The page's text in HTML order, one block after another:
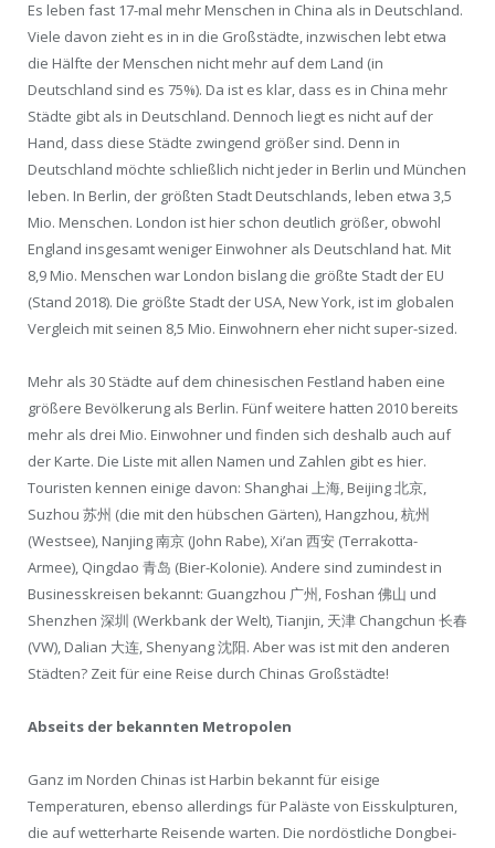
Es leben fast 17-mal mehr Menschen in China als in Deutschland.
Viele davon zieht es in in die Großstädte, inzwischen lebt etwa
die Hälfte der Menschen nicht mehr auf dem Land (in
Deutschland sind es 75%). Da ist es klar, dass es in China mehr
Städte gibt als in Deutschland. Dennoch liegt es nicht auf der
Hand, dass diese Städte zwingend größer sind. Denn in
Deutschland möchte schließlich nicht jeder in Berlin und München
leben. In Berlin, der größten Stadt Deutschlands, leben etwa 3,5
Mio. Menschen. London ist hier schon deutlich größer, obwohl
England insgesamt weniger Einwohner als Deutschland hat. Mit
8,9 Mio. Menschen war London bislang die größte Stadt der EU
(Stand 2018). Die größte Stadt der USA, New York, ist im globalen
Vergleich mit seinen 8,5 Mio. Einwohnern eher nicht super-sized.
Mehr als 30 Städte auf dem chinesischen Festland haben eine
größere Bevölkerung als Berlin. Fünf weitere hatten 2010 bereits
mehr als drei Mio. Einwohner und finden sich deshalb auch auf
der Karte. Die Liste mit allen Namen und Zahlen gibt es hier.
Touristen kennen einige davon: Shanghai 上海, Beijing 北京,
Suzhou 苏州 (die mit den hübschen Gärten), Hangzhou, 杭州
(Westsee), Nanjing 南京 (John Rabe), Xi’an 西安 (Terrakotta-
Armee), Qingdao 青岛 (Bier-Kolonie). Andere sind zumindest in
Businesskreisen bekannt: Guangzhou 广州, Foshan 佛山 und
Shenzhen 深圳 (Werkbank der Welt), Tianjin, 天津 Changchun 长春
(VW), Dalian 大连, Shenyang 沈阳. Aber was ist mit den anderen
Städten? Zeit für eine Reise durch Chinas Großstädte!
Abseits der bekannten Metropolen
Ganz im Norden Chinas ist Harbin bekannt für eisige
Temperaturen, ebenso allerdings für Paläste von Eisskulpturen,
die auf wetterharte Reisende warten. Die nordöstliche Dongbei-